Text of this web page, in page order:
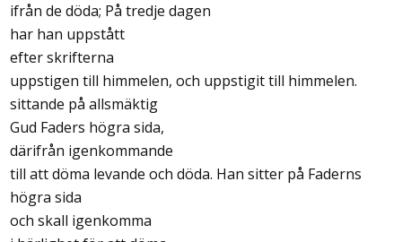
ifrån de döda; På tredje dagen
har han uppstått
efter skrifterna
uppstigen till himmelen, och uppstigit till himmelen.
sittande på allsmäktig
Gud Faders högra sida,
därifrån igenkommande
till att döma levande och döda. Han sitter på Faderns
högra sida
och skall igenkomma